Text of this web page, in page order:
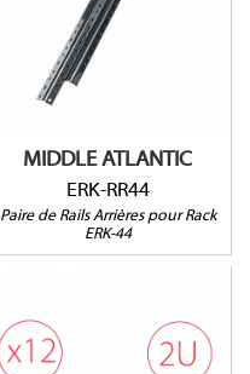
MIDDLE ATLANTIC
ERK-RR44
Paire de Rails Arrières pour Rack
ERK-44
Pour rack ERK-44
Vendu par paire